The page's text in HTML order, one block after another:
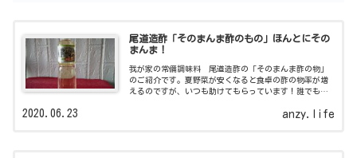
尾道造酢「そのまんま酢のもの」ほんとにその
まんま！
我が家の常備調味料 尾道造酢の「そのまんま酢の物」
のご紹介です。夏野菜が安くなると食卓の酢の物率が増
えるのですが、いつも助けてもらっています！誰でも簡
anzy.life
2020.06.23